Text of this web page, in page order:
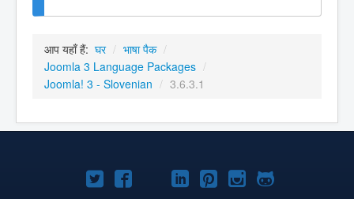
आप यहाँ हैं: घर / भाषा पैक /
Joomla 3 Language Packages /
Joomla! 3 - Slovenian / 3.6.3.1
Joomla!Joomla!Joomla!
Joomla!Joomla!
Joomla!Joomla!